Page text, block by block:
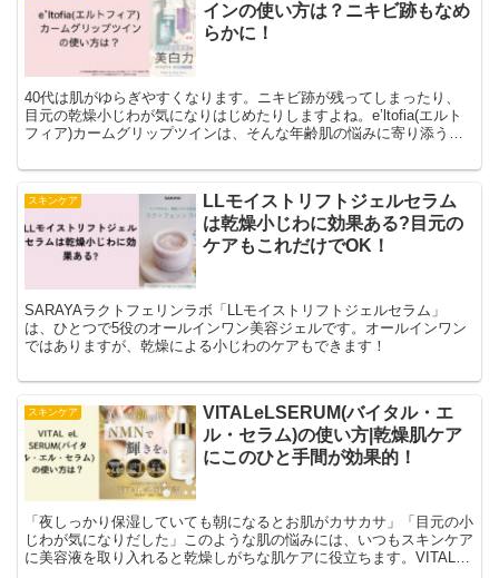
インの使い方は？ニキビ跡もなめ
らかに！
40代は肌がゆらぎやすくなります。ニキビ跡が残ってしまったり、
目元の乾燥小じわが気になりはじめたりしますよね。e’ltofia(エルト
フィア)カームグリップツインは、そんな年齢肌の悩みに寄り添う洗
スキンケア
LLモイストリフトジェルセラム
は乾燥小じわに効果ある?目元の
ケアもこれだけでOK！
SARAYAラクトフェリンラボ「LLモイストリフトジェルセラム」
は、ひとつで5役のオールインワン美容ジェルです。オールインワン
ではありますが、乾燥による小じわのケアもできます！
スキンケア
VITALeLSERUM(バイタル・エ
ル・セラム)の使い方|乾燥肌ケア
にこのひと手間が効果的！
「夜しっかり保湿していても朝になるとお肌がカサカサ」「目元の小
じわが気になりだした」このような肌の悩みには、いつもスキンケア
に美容液を取り入れると乾燥しがちな肌ケアに役立ちます。VITAL